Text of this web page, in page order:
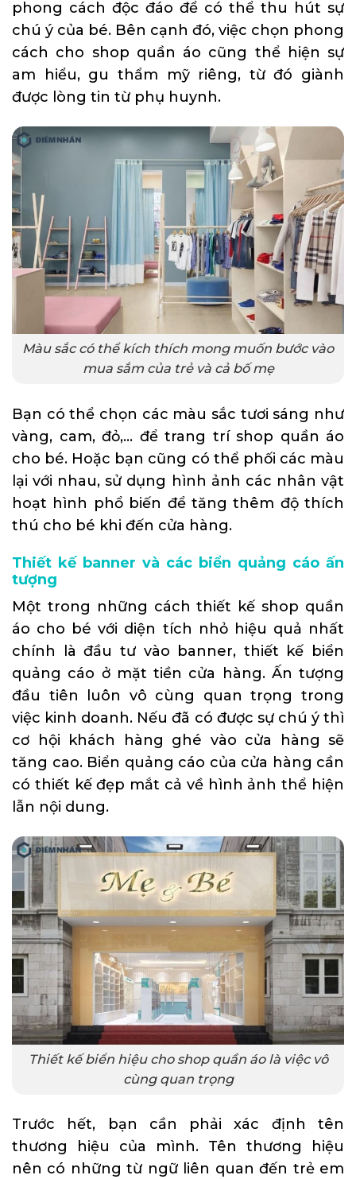
phong cách độc đáo để có thể thu hút sự
chú ý của bé. Bên cạnh đó, việc chọn phong
cách cho shop quần áo cũng thể hiện sự
am hiểu, gu thẩm mỹ riêng, từ đó giành
được lòng tin từ phụ huynh.
Màu sắc có thể kích thích mong muốn bước vào
mua sắm của trẻ và cả bố mẹ
Bạn có thể chọn các màu sắc tươi sáng như
vàng, cam, đỏ,… để trang trí shop quần áo
cho bé. Hoặc bạn cũng có thể phối các màu
lại với nhau, sử dụng hình ảnh các nhân vật
hoạt hình phổ biến để tăng thêm độ thích
thú cho bé khi đến cửa hàng.
Thiết kế banner và các biển quảng cáo ấn
tượng
Một trong những cách thiết kế shop quần
áo cho bé với diện tích nhỏ hiệu quả nhất
chính là đầu tư vào banner, thiết kế biển
quảng cáo ở mặt tiền cửa hàng. Ấn tượng
đầu tiên luôn vô cùng quan trọng trong
việc kinh doanh. Nếu đã có được sự chú ý thì
cơ hội khách hàng ghé vào cửa hàng sẽ
tăng cao. Biển quảng cáo của cửa hàng cần
có thiết kế đẹp mắt cả về hình ảnh thể hiện
lẫn nội dung.
Thiết kế biển hiệu cho shop quần áo là việc vô
cùng quan trọng
Trước hết, bạn cần phải xác định tên
thương hiệu của mình. Tên thương hiệu
nên có những từ ngữ liên quan đến trẻ em